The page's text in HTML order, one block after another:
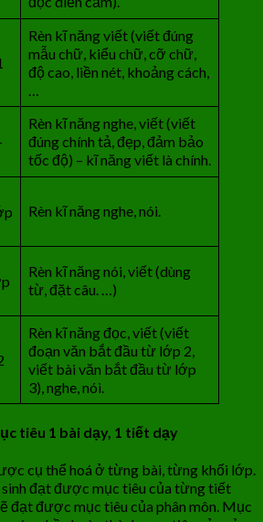
Rèn kĩ năng viết (viết đúng
mẫu chữ, kiểu chữ, cỡ chữ,
độ cao, liền nét, khoảng cách,
Rèn kĩ năng nghe, viết (viết
đúng chính tả, đẹp, đảm bảo
tốc độ) – kĩ năng viết là chính.
Rèn kĩ năng nghe, nói.
Rèn kĩ năng nói, viết (dùng
từ, đặt câu. …)
Rèn kĩ năng đọc, viết (viết
đoạn văn bắt đầu từ lớp 2,
viết bài văn bắt đầu từ lớp
3), nghe, nói.
tiêu 1 bài dạy, 1 tiết dạy
cụ thể hoá ở từng bài, từng khối lớp.
sinh đạt được mục tiêu của từng tiết
đạt được mục tiêu của phân môn. Mục